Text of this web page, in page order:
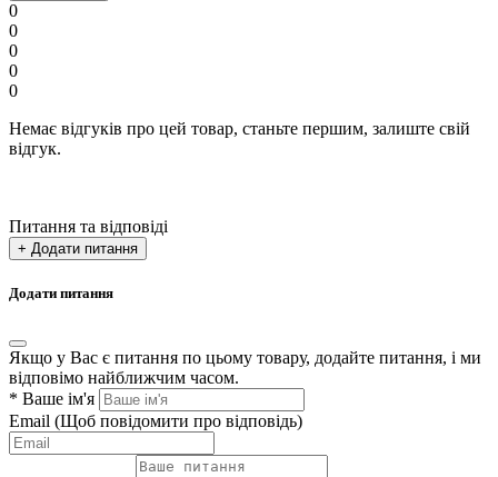
0
0
0
0
0
Немає відгуків про цей товар, станьте першим, залиште свій
відгук.
Питання та відповіді
+ Додати питання
Додати питання
Якщо у Вас є питання по цьому товару, додайте питання, і ми
відповімо найближчим часом.
* Ваше ім'я
Email (Щоб повідомити про відповідь)